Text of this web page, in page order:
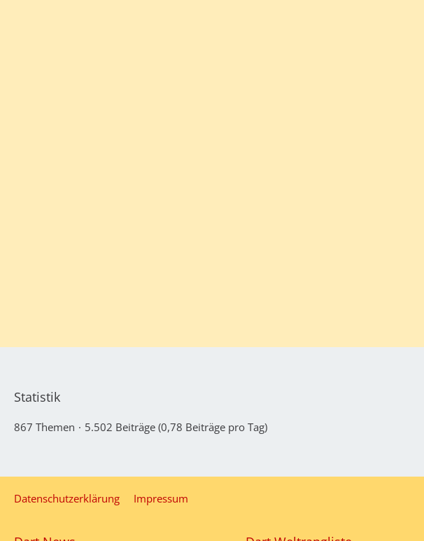
Statistik
867 Themen 5.502 Beiträge (0,78 Beiträge pro Tag)
Datenschutzerklärung Impressum